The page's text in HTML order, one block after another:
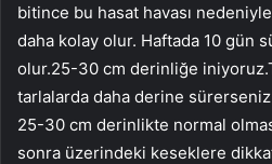
bitince bu hasat havası
daha kolay olur. Haftada 10 gün
olur.25-30 cm derinliğe
tarlalarda daha derine sürerseniz
25-30 cm derinlikte normal
sonra üzerindeki keseklere